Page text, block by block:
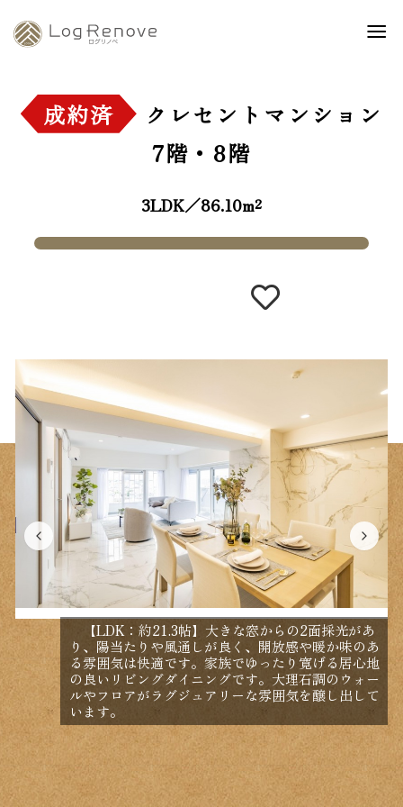
成約済
クレセントマンション
7階・8階
3LDK／86.10m²
【LDK：約21.3帖】大きな窓からの2面採光があ
り、陽当たりや風通しが良く、開放感や暖か味のあ
る雰囲気は快適です。家族でゆったり寛げる居心地
の良いリビングダイニングです。大理石調のウォー
ルやフロアがラグジュアリーな雰囲気を醸し出して
います。
1